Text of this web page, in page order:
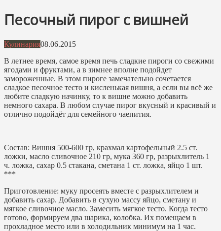
Песочный пирог с вишней
Кулинария08.06.2015
В летнее время, самое время печь сладкие пироги со свежими
ягодами и фруктами, а в зимнее вполне подойдет
замороженные. В этом пироге замечательно сочетается
сладкое песочное тесто и кисленькая вишня, а если вы всё же
любите сладкую начинку, то к вишне можно добавить
немного сахара. В любом случае пирог вкусный и красивый и
отлично подойдёт для семейного чаепития.
Состав: Вишня 500-600 гр, крахмал картофельный 2.5 ст.
ложки, масло сливочное 210 гр, мука 360 гр, разрыхлитель 1
ч. ложка, сахар 0.5 стакана, сметана 1 ст. ложка, яйцо 1 шт.
***
Приготовление: муку просеять вместе с разрыхлителем и
добавить сахар. Добавить в сухую массу яйцо, сметану и
мягкое сливочное масло. Замесить мягкое тесто. Когда тесто
готово, формируем два шарика, колобка. Их помещаем в
прохладное место или в холодильник минимум на 1 час.